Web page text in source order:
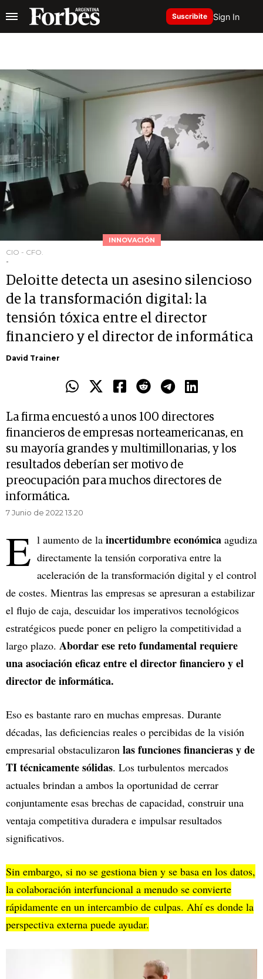
Suscribite Sign In
INNOVACIÓN
CIO - CFO.
-
Deloitte detecta un asesino silencioso
de la transformación digital: la
tensión tóxica entre el director
financiero y el director de informática
David Trainer
La firma encuestó a unos 100 directores
financieros de empresas norteamericanas, en
su mayoría grandes y multimillonarias, y los
resultados deberían ser motivo de
preocupación para muchos directores de
informática.
7 Junio de 2022 13.20
E l aumento de la incertidumbre económica agudiza
directamente la tensión corporativa entre la
aceleración de la transformación digital y el control
de costes. Mientras las empresas se apresuran a estabilizar
el flujo de caja, descuidar los imperativos tecnológicos
estratégicos puede poner en peligro la competitividad a
largo plazo. Abordar ese reto fundamental requiere
una asociación eficaz entre el director financiero y el
director de informática.
Eso es bastante raro en muchas empresas. Durante
décadas, las deficiencias reales o percibidas de la visión
empresarial obstaculizaron las funciones financieras y de
TI técnicamente sólidas. Los turbulentos mercados
actuales brindan a ambos la oportunidad de cerrar
conjuntamente esas brechas de capacidad, construir una
ventaja competitiva duradera e impulsar resultados
significativos.
Sin embargo, si no se gestiona bien y se basa en los datos,
la colaboración interfuncional a menudo se convierte
rápidamente en un intercambio de culpas. Ahí es donde la
perspectiva externa puede ayudar.